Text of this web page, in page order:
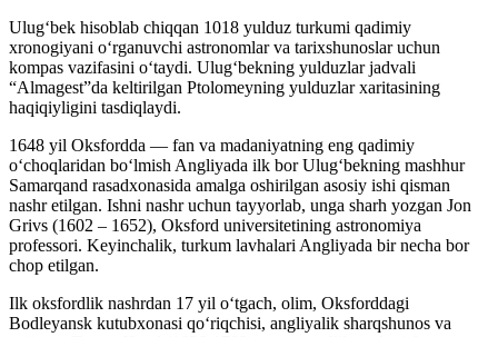
Ulug‘bek hisoblab chiqqan 1018 yulduz turkumi qadimiy
xronogiyani o‘rganuvchi astronomlar va tarixshunoslar uchun
kompas vazifasini o‘taydi. Ulug‘bekning yulduzlar jadvali
“Almagest”da keltirilgan Ptolomeyning yulduzlar xaritasining
haqiqiyligini tasdiqlaydi.
1648 yil Oksfordda — fan va madaniyatning eng qadimiy
o‘choqlaridan bo‘lmish Angliyada ilk bor Ulug‘bekning mashhur
Samarqand rasadxonasida amalga oshirilgan asosiy ishi qisman
nashr etilgan. Ishni nashr uchun tayyorlab, unga sharh yozgan Jon
Grivs (1602 – 1652), Oksford universitetining astronomiya
professori. Keyinchalik, turkum lavhalari Angliyada bir necha bor
chop etilgan.
Ilk oksfordlik nashrdan 17 yil o‘tgach, olim, Oksforddagi
Bodleyansk kutubxonasi qo‘riqchisi, angliyalik sharqshunos va